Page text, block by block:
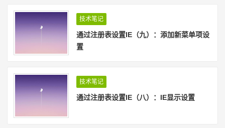
技术笔记
通过注册表设置IE（九）：添加新菜单项设
置
技术笔记
通过注册表设置IE（八）：IE显示设置